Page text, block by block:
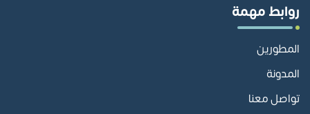
روابط مهمة
المطورين
المدونة
تواصل معنا